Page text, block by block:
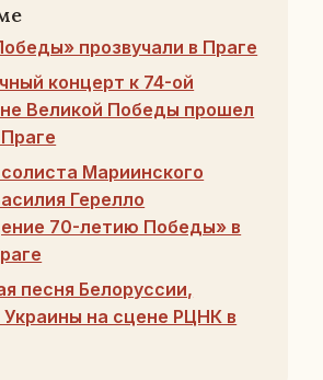
прозвучали в Праге
концерт к 74-ой
Великой Победы прошел
Мариинского
Герелло
70-летию Победы» в
песня Белоруссии,
Украины на сцене РЦНК в